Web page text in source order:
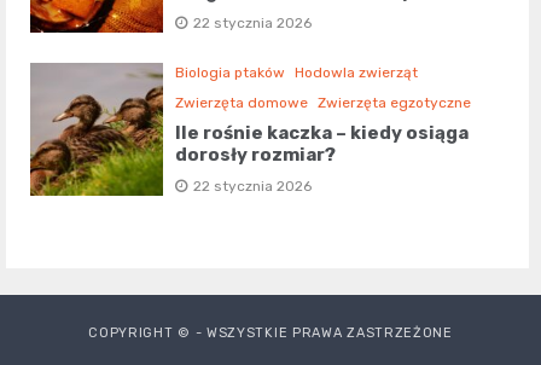
22 stycznia 2026
Biologia ptaków
Hodowla zwierząt
Zwierzęta domowe Zwierzęta egzotyczne
Ile rośnie kaczka – kiedy osiąga
dorosły rozmiar?
22 stycznia 2026
COPYRIGHT © - WSZYSTKIE PRAWA ZASTRZEŻONE